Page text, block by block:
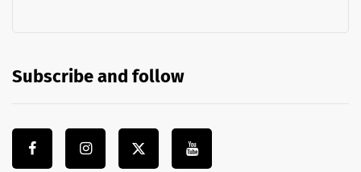
Subscribe and follow